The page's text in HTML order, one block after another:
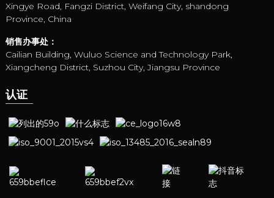
Xingye Road, Fangzi District, Weifang City, shandong
Province, China
销售办事处：
Cailian Building, Wuluo Science and Technology Park,
Xiangcheng District, Suzhou City, Jiangsu Province
认证